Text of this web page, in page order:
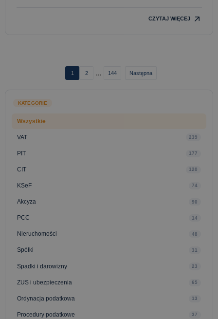
KATEGORIE
Wszystkie
VAT 239
PIT 177
CIT 120
KSeF 74
Akcyza 90
PCC 14
Nieruchomości 48
Spółki 31
Spadki i darowizny 23
ZUS i ubezpieczenia 65
Ordynacja podatkowa 13
Procedury podatkowe 37
CZYTAJ WIĘCEJ
1 2 ... 144 Następna